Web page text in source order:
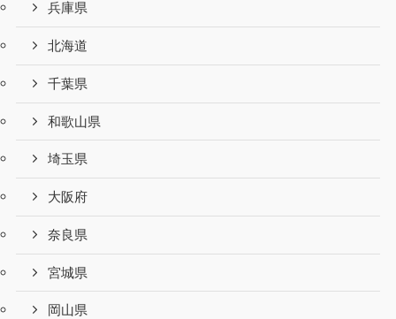
兵庫県
北海道
千葉県
和歌山県
埼玉県
大阪府
奈良県
宮城県
岡山県